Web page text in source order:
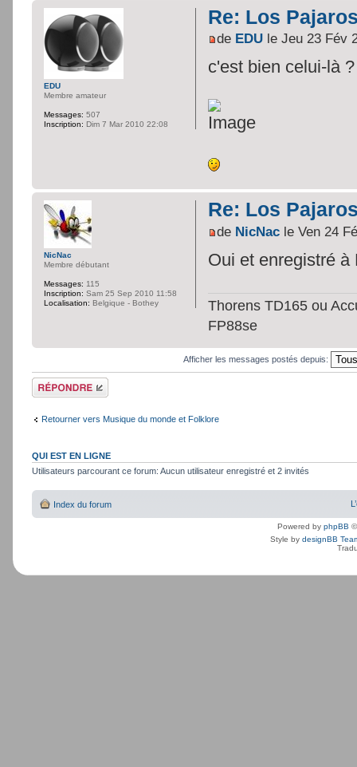
Re: Los
de EDU le Jeu 23 Fév
c'est bien celui-là ?
EDU
Membre amateur
Messages: 507
Inscription: Dim 7 Mar 2010 22:08
Re: Los
de NicNac le Ven 24
Oui et enregistré
Thorens TD165 ou
FP88se
NicNac
Membre débutant
Messages: 115
Inscription: Sam 25 Sep 2010 11:58
Localisation: Belgique - Bothey
Afficher les messages postés depuis:
Répondre
Retourner vers Musique du monde et Folklore
QUI EST EN LIGNE
Utilisateurs parcourant ce forum: Aucun utilisateur enregistré et 2 invités
Index du forum
Powered by phpBB
Style by designBB